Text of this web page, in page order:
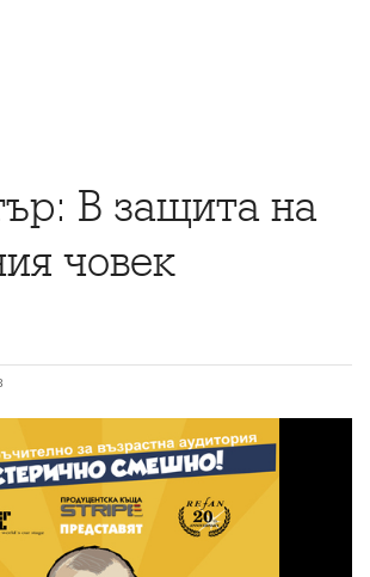
В защита на
човек